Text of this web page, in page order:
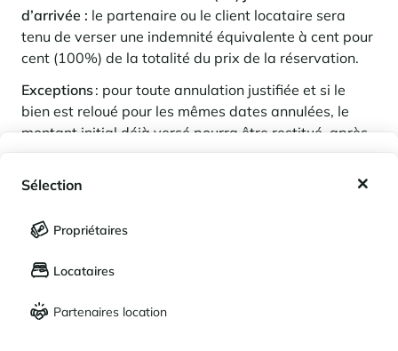
Français
DEVISE
Sélection
Propriétaires
Locataires
Partenaires location
d’arrivée : le partenaire ou le client locataire sera
tenu de verser une indemnité équivalente à cent pour
cent (100%) de la totalité du prix de la réservation.
Exceptions: pour toute annulation justifiée et si le
bien est reloué pour les mêmes dates annulées, le
montant initial déjà versé pourra être restitué, après
déduction des frais administratifs éventuels (5% du
montant de la réservation).